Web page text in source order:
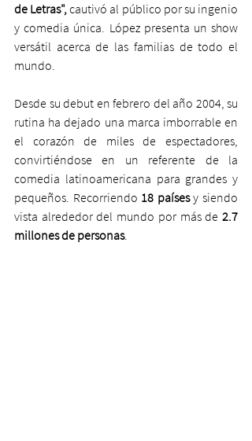
de Letras", cautivó al público por su ingenio
y comedia única. López presenta un show
versátil acerca de las familias de todo el
mundo.
Desde su debut en febrero del año 2004, su
rutina ha dejado una marca imborrable en
el corazón de miles de espectadores,
convirtiéndose en un referente de la
comedia latinoamericana para grandes y
pequeños. Recorriendo 18 países y siendo
vista alrededor del mundo por más de 2.7
millones de personas.